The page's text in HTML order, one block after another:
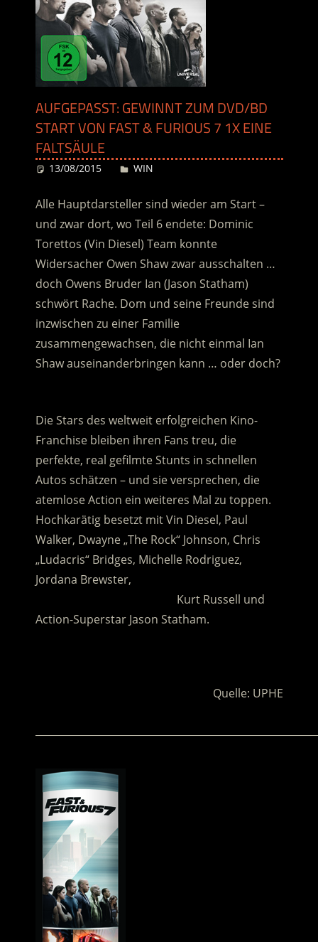
AUFGEPASST: GEWINNT ZUM DVD/BD
START VON FAST & FURIOUS 7 1X EINE
FALTSÄULE
13/08/2015 Desiree
WIN
Alle Hauptdarsteller sind wieder am Start –
und zwar dort, wo Teil 6 endete: Dominic
Torettos (Vin Diesel) Team konnte
Widersacher Owen Shaw zwar ausschalten …
doch Owens Bruder Ian (Jason Statham)
schwört Rache. Dom und seine Freunde sind
inzwischen zu einer Familie
zusammengewachsen, die nicht einmal Ian
Shaw auseinanderbringen kann … oder doch?
Die Stars des weltweit erfolgreichen Kino-
Franchise bleiben ihren Fans treu, die
perfekte, real gefilmte Stunts in schnellen
Autos schätzen – und sie versprechen, die
atemlose Action ein weiteres Mal zu toppen.
Hochkarätig besetzt mit Vin Diesel, Paul
Walker, Dwayne „The Rock“ Johnson, Chris
„Ludacris“ Bridges, Michelle Rodriguez,
Jordana Brewster,
Kurt Russell und
Action-Superstar Jason Statham.
Quelle: UPHE